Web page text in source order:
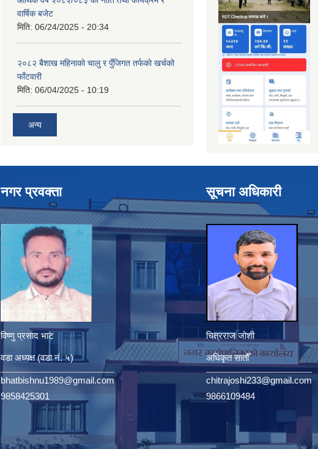
वार्षिक बजेट
मिति: 06/24/2025 - 20:34
२०८२ बैशाख महिनाको चालु र पुँजिगत तर्फको खर्चको
फाँटवारी
मिति: 06/04/2025 - 10:19
अन्य
नगर प्रवक्ता
विष्णु प्रसाद भाट
वडा अध्यक्ष (वडा नं. ५)
bhatbishnu1989@gmail.com
9858425301
सूचना अधिकारी
चित्रराज जोशी
अधिकृत सातौँ
chitrajoshi233@gmail.com
9866109484